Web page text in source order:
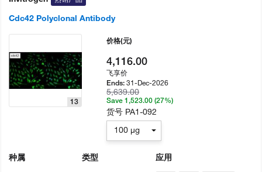
Cdc42 Polyclonal Antibody
13
种属
类型
应用
价格(元)
4,116.00
飞享价
Ends:31-Dec-2026
5,639.00
Save 1,523.00 (27%)
货号 PA1-092
100 µg